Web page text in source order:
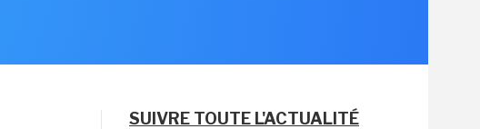
SUIVRE TOUTE L'ACTUALITÉ